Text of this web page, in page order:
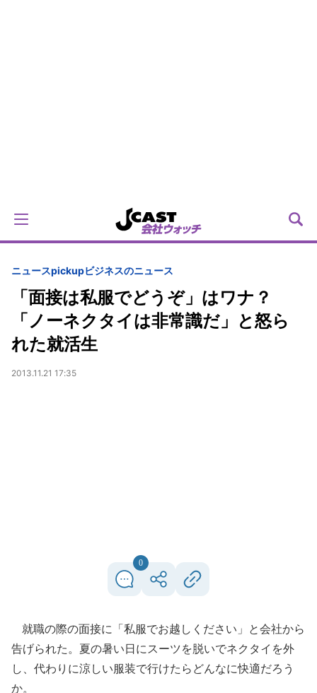
ニュースpickupビジネスのニュース
「面接は私服でどうぞ」はワナ？
「ノーネクタイは非常識だ」と怒ら
れた就活生
2013.11.21 17:35
0
就職の際の面接に「私服でお越しください」と会社から
告げられた。夏の暑い日にスーツを脱いでネクタイを外
し、代わりに涼しい服装で行けたらどんなに快適だろう
か。